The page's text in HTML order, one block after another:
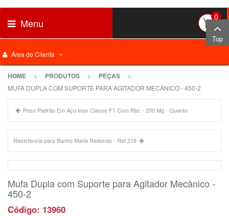
Área do Cliente
Menu 0
HOME > PRODUTOS > PEÇAS
>
MUFA DUPLA COM SUPORTE PARA AGITADOR MECÂNICO - 450-2
Peso Padrão Em Aço Inox Classe F1 Com Rbc - 200 Mg - Quanto
Resistencia para Banho Maria Redondo - Ref.218
Mufa Dupla com Suporte para Agitador Mecânico -
450-2
Código: 13960
Top